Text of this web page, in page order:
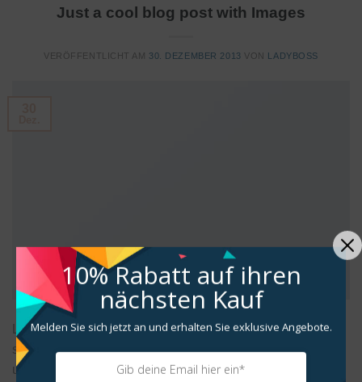
Just a cool blog post with Images
VERÖFFENTLICHT AM 30. DEZEMBER 2013 VON LADYBOSS
Lorem ipsum dolor sit amet, consectetur adipiscing elit. In
sed vulputate massa. Fusce ante magna, iaculis ut purus
ut, facilisis ultrices nibh. Quisque commodo nunc eget
10% Rabatt auf ihren
nächsten Kauf
Melden Sie sich jetzt an und erhalten Sie exklusive Angebote.